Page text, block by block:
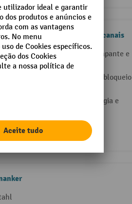
by Adam Hall MICRO 2, 2 canais
especialmente antiderrapante e
patenteada e sistema de bloqueio
mm cada para cabos de energia e